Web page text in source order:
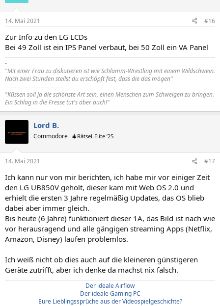
e
:
14. Mai 2021 #16
Zur Info zu den LG LCDs
Bei 49 Zoll ist ein IPS Panel verbaut, bei 50 Zoll ein VA Panel
-
"Mit einer Frau zu diskutieren ist wie Schlamm-Wrestling mit einem Wildschwein.
Nach zwei Stunden stellst du erschöpft fest, dass die das mögen"
------------------------------
"Küssen soll ja die schönste Art sein, einen Menschen zum Schweigen zu bringen.
Ein Schlag in die Fresse tut's aber auch!"
Lord B.
Commodore 🎄Rätsel-Elite ’25
14. Mai 2021 #17
Ich kann nur von mir berichten, ich habe mir vor einiger Zeit
den LG UB850V geholt, dieser kam mit Web OS 2.0 und
erhielt die ersten 3 Jahre regelmäßig Updates, das OS blieb
dabei aber immer gleich.
Bis heute (6 Jahre) funktioniert dieser 1A, das Bild ist nach wie
vor herausragend und alle gängigen streaming Apps (Netflix,
Amazon, Disney) laufen problemlos.
Ich weiß nicht ob dies auch auf die kleineren günstigeren
Geräte zutrifft, aber ich denke da machst nix falsch.
Der ideale Airflow
Der ideale Gaming PC
Eure Lieblingssprüche aus der Videospielgeschichte?